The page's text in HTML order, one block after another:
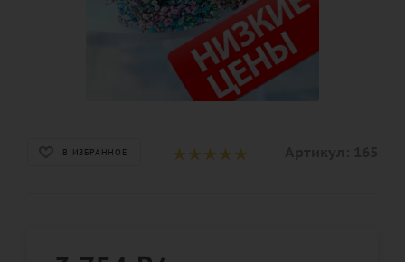
В ИЗБРАННОЕ